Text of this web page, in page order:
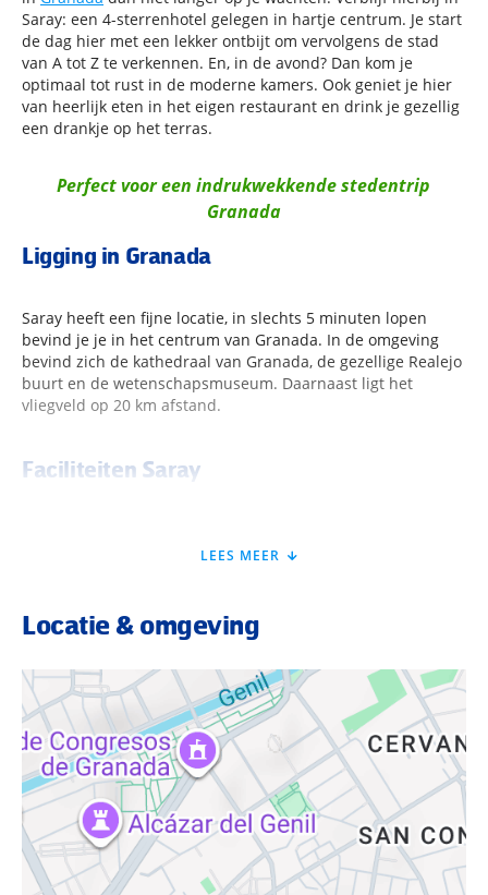
Saray: een 4-sterrenhotel gelegen in hartje centrum. Je start
de dag hier met een lekker ontbijt om vervolgens de stad
van A tot Z te verkennen. En, in de avond? Dan kom je
optimaal tot rust in de moderne kamers. Ook geniet je hier
van heerlijk eten in het eigen restaurant en drink je gezellig
een drankje op het terras.
Perfect voor een indrukwekkende stedentrip
Granada
Ligging in Granada
Saray heeft een fijne locatie, in slechts 5 minuten lopen
bevind je je in het centrum van Granada. In de omgeving
bevind zich de kathedraal van Granada, de gezellige Realejo
buurt en de wetenschapsmuseum. Daarnaast ligt het
vliegveld op 20 km afstand.
Faciliteiten Saray
de stad. Je checkt in bij de receptie om vervolgens neer te
de ontbijtruimte. Wanneer je een actieve dag sightseeing
hebt gehad, kun je ontspannen op het terras of plons je in
fitnessruimte als je actief wilt blijven tijdens je stedentrip. 'S
avonds kan je heerlijk genieten van tapas in het eigen
restaurant. En natuurlijk is er gratis WiFi beschikbaar in het
hele hotel, ideaal om zo de laatste updates van je reis te
delen!
Kamers Saray
LEES MEER
Locatie & omgeving